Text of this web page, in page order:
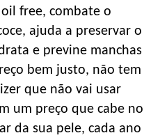
free, combate o
ajuda a preservar o
e previne manchas
bem justo, não tem
que não vai usar
um preço que cabe no
da sua pele, cada ano